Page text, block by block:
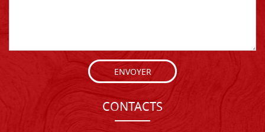
ENVOYER
CONTACTS